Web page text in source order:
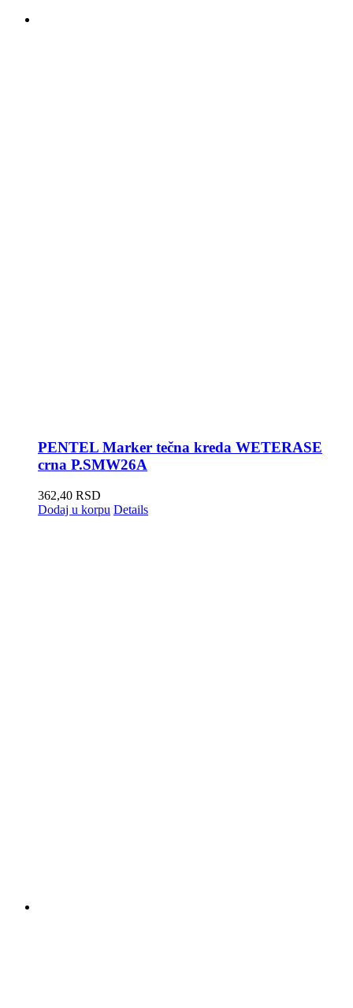
PENTEL Marker tečna kreda WETERASE
crna P.SMW26A
362,40 RSD
Dodaj u korpu Details